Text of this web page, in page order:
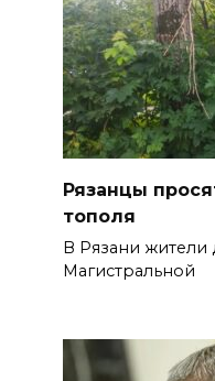
Рязанцы
тополя
В Рязани жители
Магистральной